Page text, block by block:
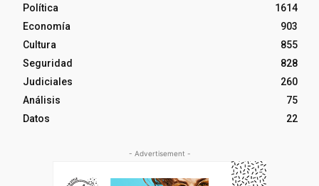
Política
1614
Economía
903
Cultura
855
Seguridad
828
Judiciales
260
Análisis
75
Datos
22
- Advertisement -